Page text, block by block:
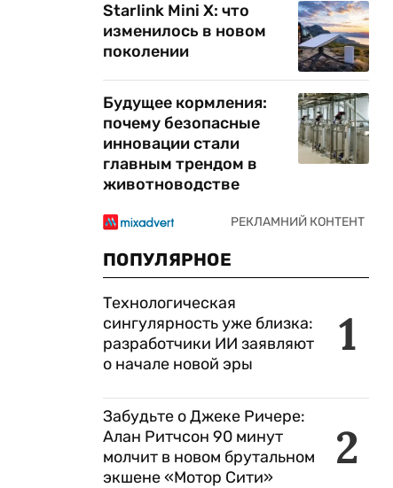
Starlink Mini X: что
изменилось в новом
поколении
Будущее кормления:
почему безопасные
инновации стали
главным трендом в
животноводстве
ПОПУЛЯРНОЕ
1
Технологическая
сингулярность уже близка:
разработчики ИИ заявляют
о начале новой эры
2
Забудьте о Джеке Ричере:
Алан Ритчсон 90 минут
молчит в новом брутальном
экшене «Мотор Сити»